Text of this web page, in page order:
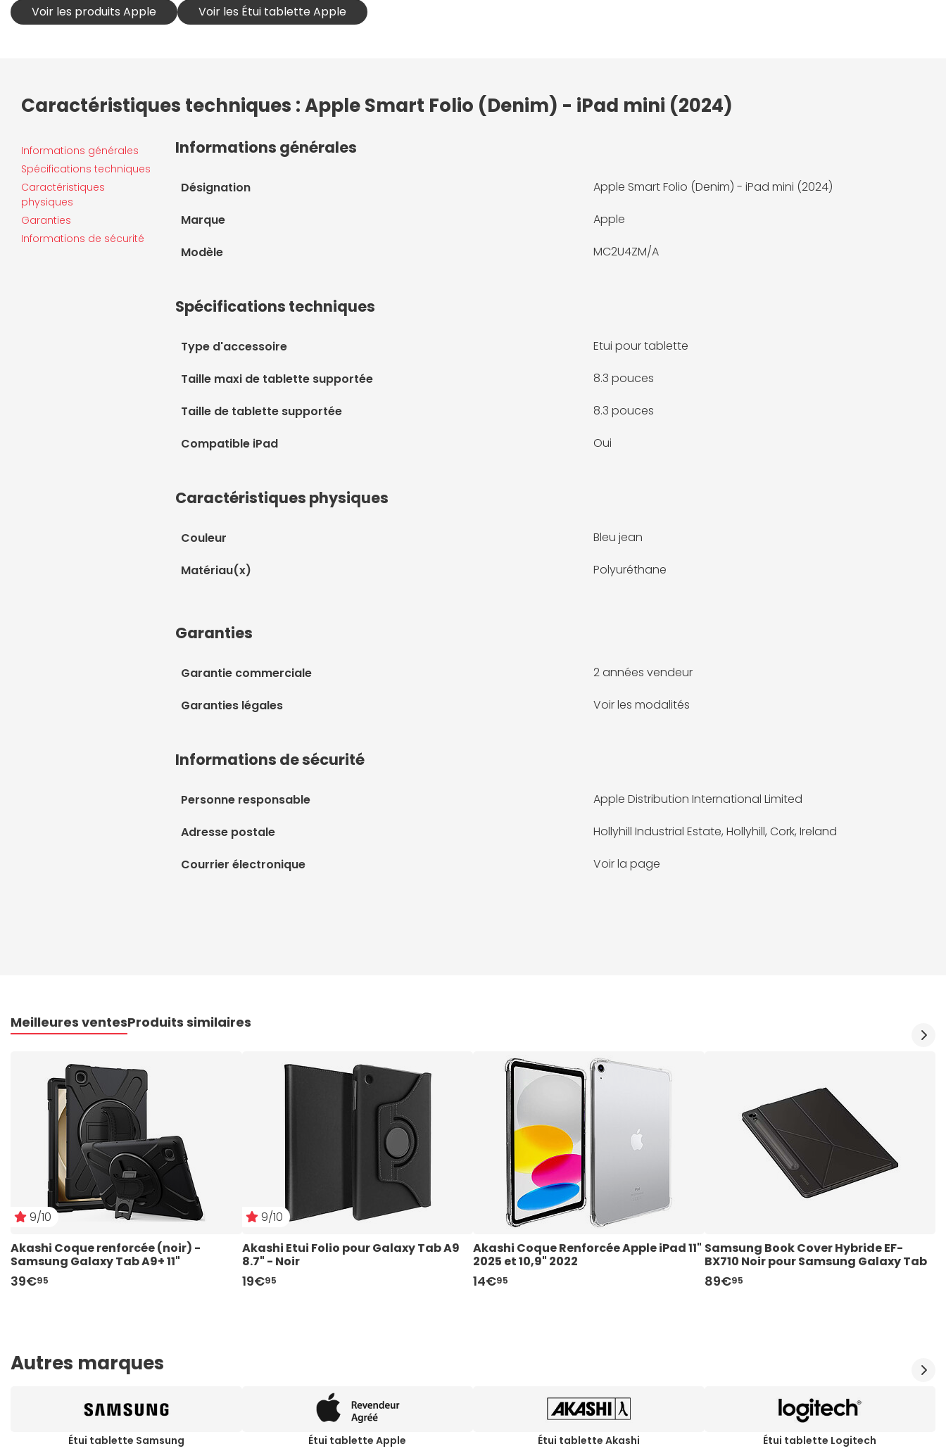
Voir les produits Apple Voir les Étui tablette Apple
Caractéristiques techniques : Apple Smart Folio (Denim) - iPad mini (2024)
Informations générales
Spécifications techniques
Caractéristiques
physiques
Garanties
Informations de sécurité
Informations générales
Désignation Apple Smart Folio (Denim) - iPad mini (2024)
Marque Apple
Modèle MC2U4ZM/A
Spécifications techniques
Type d'accessoire Etui pour tablette
Taille maxi de tablette supportée 8.3 pouces
Taille de tablette supportée 8.3 pouces
Compatible iPad Oui
Caractéristiques physiques
Couleur Bleu jean
Matériau(x) Polyuréthane
Garanties
Garantie commerciale 2 années vendeur
Garanties légales Voir les modalités
Informations de sécurité
Personne responsable Apple Distribution International Limited
Adresse postale Hollyhill Industrial Estate, Hollyhill, Cork, Ireland
Courrier électronique Voir la page
Meilleures ventesProduits similaires
9/10
Akashi Coque renforcée (noir) -
Samsung Galaxy Tab A9+ 11"
39€95
9/10
Akashi Etui Folio pour Galaxy Tab A9
8.7" - Noir
19€95
Akashi Coque Renforcée Apple iPad 11"
2025 et 10,9" 2022
14€95
Samsung Book Cover Hybride EF-
BX710 Noir pour Samsung Galaxy Tab
S9/S9 FE
89€95
Autres marques
Étui tablette Samsung Étui tablette Apple Étui tablette Akashi Étui tablette Logitech